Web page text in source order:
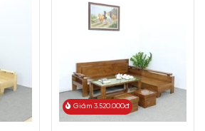
Giảm 3.520.000đ